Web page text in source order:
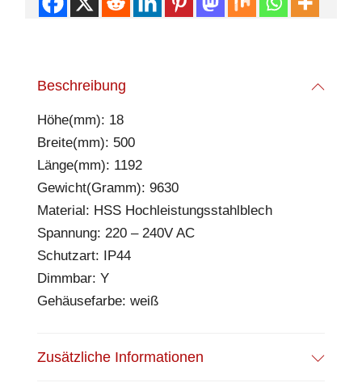
Beschreibung
Höhe(mm): 18
Breite(mm): 500
Länge(mm): 1192
Gewicht(Gramm): 9630
Material: HSS Hochleistungsstahlblech
Spannung: 220 – 240V AC
Schutzart: IP44
Dimmbar: Y
Gehäusefarbe: weiß
Zusätzliche Informationen